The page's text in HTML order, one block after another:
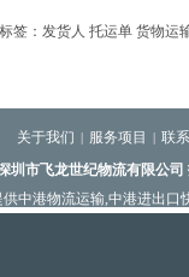
标签： 发货人 托运单 货物运
关于我们 | 服务项目 | 联
圳市飞龙世纪物流有限公司
供中港物流运输,中港进出口